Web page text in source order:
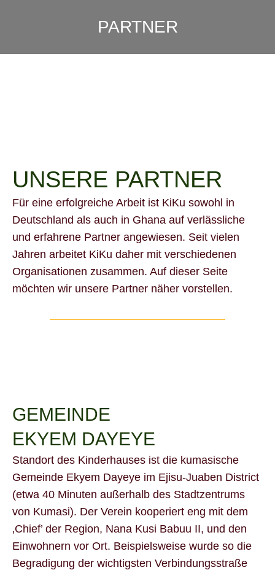
PARTNER
UNSERE PARTNER
Für eine erfolgreiche Arbeit ist KiKu sowohl in
Deutschland als auch in Ghana auf verlässliche
und erfahrene Partner angewiesen. Seit vielen
Jahren arbeitet KiKu daher mit verschiedenen
Organisationen zusammen. Auf dieser Seite
möchten wir unsere Partner näher vorstellen.
GEMEINDE
EKYEM DAYEYE
Standort des Kinderhauses ist die kumasische
Gemeinde Ekyem Dayeye im Ejisu-Juaben District
(etwa 40 Minuten außerhalb des Stadtzentrums
von Kumasi). Der Verein kooperiert eng mit dem
‚Chief’ der Region, Nana Kusi Babuu II, und den
Einwohnern vor Ort. Beispielsweise wurde so die
Begradigung der wichtigsten Verbindungsstraße